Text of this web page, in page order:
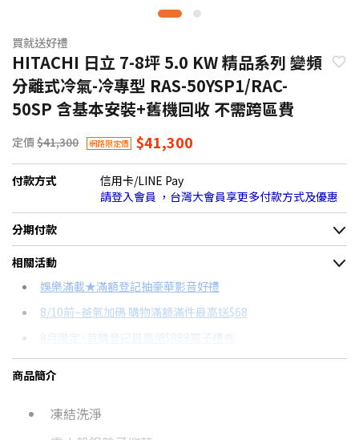
買就送好禮
HITACHI 日立 7-8坪 5.0 KW 精品系列 變頻
分離式冷氣-冷專型 RAS-50YSP1/RAC-
50SP 含基本安裝+舊機回收 不需跨區費
定價 $41,300 網路限定價 $41,300
付款方式
信用卡/LINE Pay
請登入會員 ，台灣大會員享更多付款方式及優惠
分期付款
＊實際可分期數、適用利率，請以購物車顯示為主
信用卡分期
分期數
12期
每期金額 配合銀行/業者
相關活動
娛樂滿載★滿額登記抽豪華影音好禮
8/10前~爸氣加碼 購物滿額滿件最高送$68
8月限定~首購登記最高領$888電子禮券
台灣大哥大Open Possible聯名卡滿額最高回饋25%
熱銷冷氣機推薦→點我看達人教你買
商品簡介
凍結洗淨